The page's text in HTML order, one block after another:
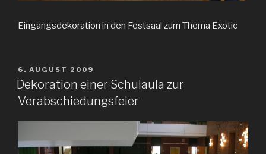
Eingangsdekoration in den Festsaal zum Thema Exotic
VERÖFFENTLICHT
AM
6. AUGUST 2009
Dekoration einer Schulaula zur
Verabschiedungsfeier